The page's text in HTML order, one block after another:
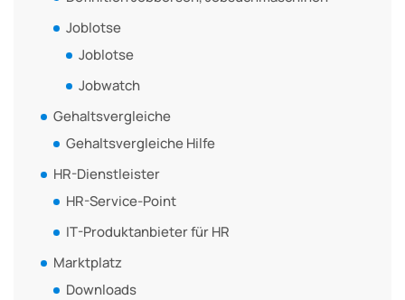
Joblotse
Joblotse
Jobwatch
Gehaltsvergleiche
Gehaltsvergleiche Hilfe
HR-Dienstleister
HR-Service-Point
IT-Produktanbieter für HR
Marktplatz
Downloads